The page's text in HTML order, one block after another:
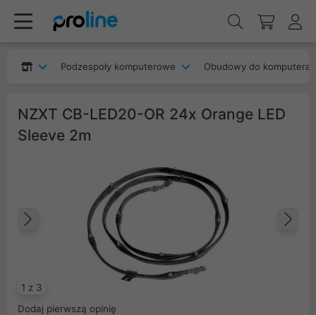
Podzespoły komputerowe Obudowy do komputera
NZXT CB-LED20-OR 24x Orange LED
Sleeve 2m
1 z 3
Poprzedni
Dodaj pierwszą opinię